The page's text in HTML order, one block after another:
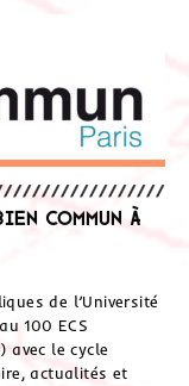
Commun à
de l’Université
100 ECS
avec le cycle
actualités et